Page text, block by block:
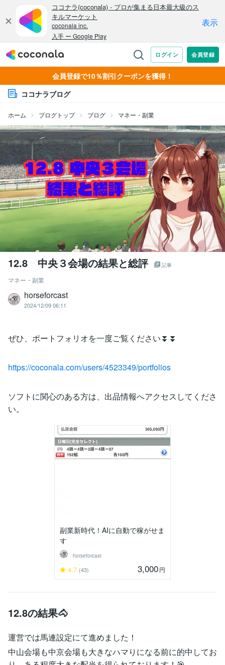
会員登録で10％割引クーポンを獲得！
ココナラブログ
ホーム ブログトップ ブログ マネー・副業
12.8 中央３会場の結果と総評 記事
マネー・副業
horseforcast
2024/12/09 06:11
ぜひ、ポートフォリオを一度ご覧ください⏬⏬
https://coconala.com/users/4523349/portfolios
ソフトに関心のある方は、出品情報へアクセスしてくださ
い。
副業新時代！AIに自動で稼がせま
す
horseforcast
4.7 (43) 3,000円
12.8の結果🐴
運営では馬連設定にて進めました！
中山会場も中京会場も大きなハマりになる前に的中してお